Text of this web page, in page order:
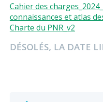
Cahier des
connaissances et atlas
Charte du PNR_v2
DÉSOLÉS, LA DATE